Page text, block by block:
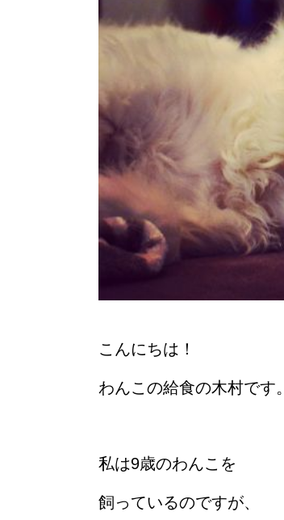
こんにちは！
わんこの給食の木村です。
私は9歳のわんこを
飼っているのですが、